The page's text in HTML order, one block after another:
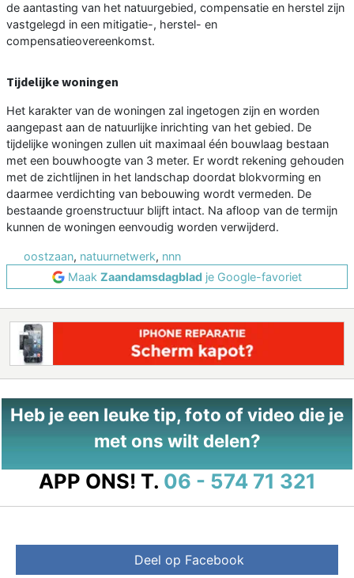
de aantasting van het natuurgebied, compensatie en herstel zijn
vastgelegd in een mitigatie-, herstel- en
compensatieovereenkomst.
Tijdelijke woningen
Het karakter van de woningen zal ingetogen zijn en worden
aangepast aan de natuurlijke inrichting van het gebied. De
tijdelijke woningen zullen uit maximaal één bouwlaag bestaan
met een bouwhoogte van 3 meter. Er wordt rekening gehouden
met de zichtlijnen in het landschap doordat blokvorming en
daarmee verdichting van bebouwing wordt vermeden. De
bestaande groenstructuur blijft intact. Na afloop van de termijn
kunnen de woningen eenvoudig worden verwijderd.
oostzaan, natuurnetwerk, nnn
Maak Zaandamsdagblad je Google-favoriet
Heb je een leuke tip, foto of video die je
met ons wilt delen?
APP ONS! T. 06 - 574 71 321
Deel op Facebook